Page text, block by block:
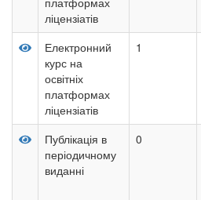
ліцензіатів
Електронний
курс на
освітніх
платформах
ліцензіатів
1
Публікація в
періодичному
виданні
0